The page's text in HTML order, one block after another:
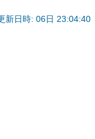
新日時: 06日 23:04:40